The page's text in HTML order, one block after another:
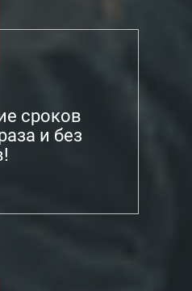
сроков
и без